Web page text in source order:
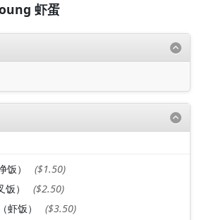
虾蛋
饭）
($1.50)
）
($2.50)
虾饭）
($3.50)